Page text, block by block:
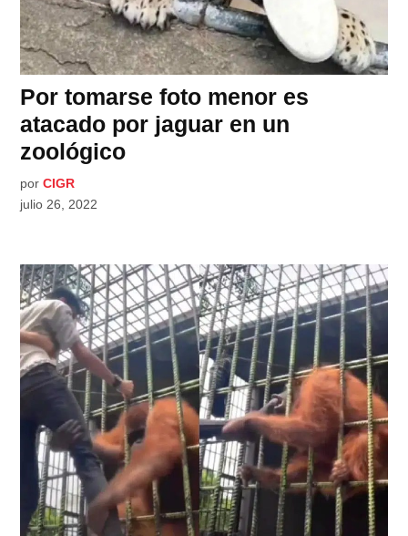
Por tomarse foto menor es
atacado por jaguar en un
zoológico
por CIGR
julio 26, 2022